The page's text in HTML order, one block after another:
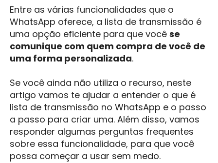
Entre as várias funcionalidades que o
WhatsApp oferece, a lista de transmissão é
uma opção eficiente para que você se
comunique com quem compra de você de
uma forma personalizada.
Se você ainda não utiliza o recurso, neste
artigo vamos te ajudar a entender o que é
lista de transmissão no WhatsApp e o passo
a passo para criar uma. Além disso, vamos
responder algumas perguntas frequentes
sobre essa funcionalidade, para que você
possa começar a usar sem medo.